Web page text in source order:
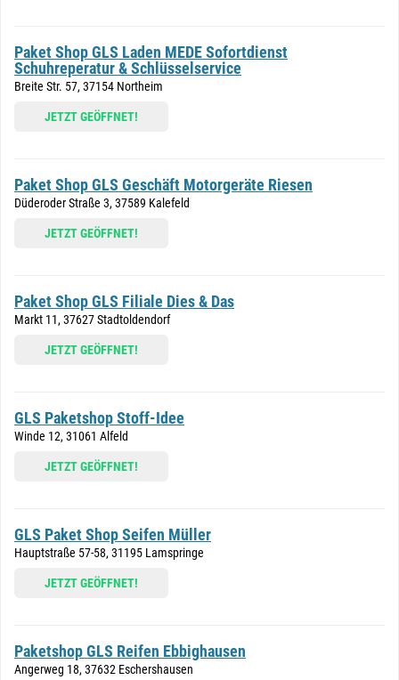
Paket Shop GLS Laden MEDE Sofortdienst
Schuhreperatur & Schlüsselservice
Breite Str. 57, 37154 Northeim
JETZT GEÖFFNET!
Paket Shop GLS Geschäft Motorgeräte Riesen
Düderoder Straße 3, 37589 Kalefeld
JETZT GEÖFFNET!
Paket Shop GLS Filiale Dies & Das
Markt 11, 37627 Stadtoldendorf
JETZT GEÖFFNET!
GLS Paketshop Stoff-Idee
Winde 12, 31061 Alfeld
JETZT GEÖFFNET!
GLS Paket Shop Seifen Müller
Hauptstraße 57-58, 31195 Lamspringe
JETZT GEÖFFNET!
Paketshop GLS Reifen Ebbighausen
Angerweg 18, 37632 Eschershausen